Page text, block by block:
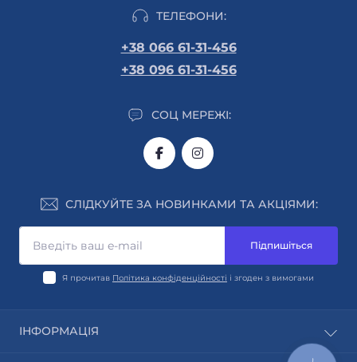
ТЕЛЕФОНИ:
+38 066 61-31-456
+38 096 61-31-456
СОЦ МЕРЕЖІ:
СЛІДКУЙТЕ ЗА НОВИНКАМИ ТА АКЦІЯМИ:
Підпишіться
Я прочитав Політика конфіденційності і згоден з вимогами
ІНФОРМАЦІЯ